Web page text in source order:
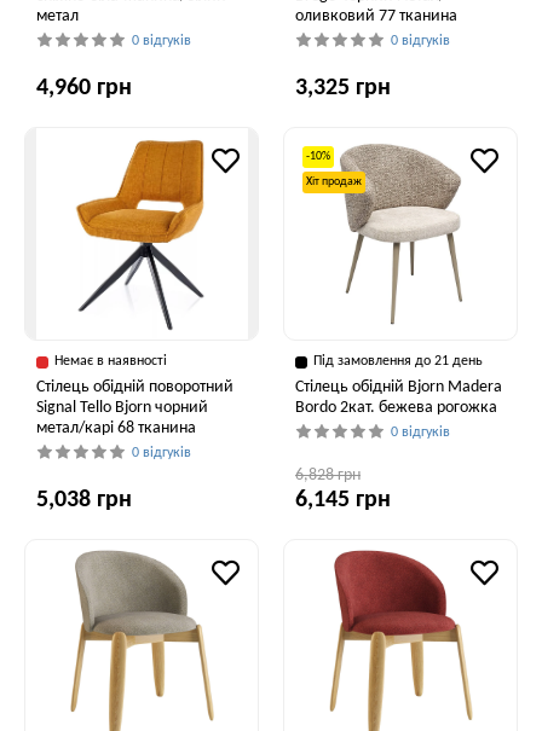
метал
0 відгуків
4,960 грн
оливковий 77 тканина
0 відгуків
3,325 грн
Немає в наявності
Стілець обідній поворотний
Signal Tello Bjorn чорний
метал/карі 68 тканина
0 відгуків
5,038 грн
-10%
Хіт продаж
Під замовлення до 21 день
Стілець обідній Bjorn Madera
Bordo 2кат. бежева рогожка
0 відгуків
6,828 грн
6,145 грн